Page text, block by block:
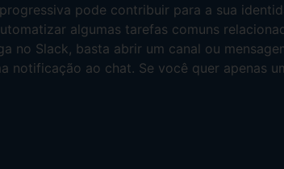
pode contribuir para a sua
algumas tarefas comuns
no Slack, basta abrir um canal ou
notificação ao chat. Se você quer apenas